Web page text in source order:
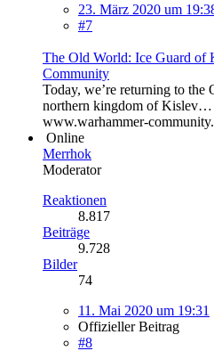
23. März 2020 um
#7
The Old World: Ice Guard of
Community
Today, we’re returning to
northern kingdom of Kislev…
www.warhammer-
Online
Merrhok
Moderator
Reaktionen
8.817
Beiträge
9.728
Bilder
74
11. Mai 2020 um 19:31
Offizieller Beitrag
#8